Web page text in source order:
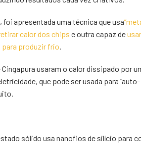
apresentada uma técnica que usa
calor dos chips e outra capaz de
produzir frio.
usaram o calor dissipado por
que pode ser usada para “auto-
sólido usa nanofios de silício para